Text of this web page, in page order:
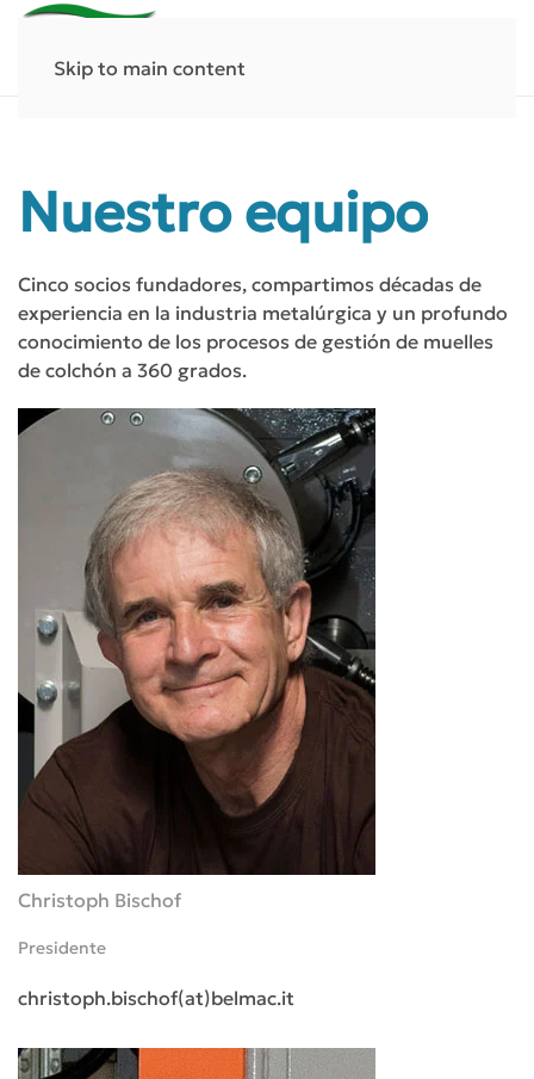
Skip to main content
Nuestro equipo
Cinco socios fundadores, compartimos décadas de
experiencia en la industria metalúrgica y un profundo
conocimiento de los procesos de gestión de muelles
de colchón a 360 grados.
Christoph Bischof
Presidente
christoph.bischof(at)belmac.it